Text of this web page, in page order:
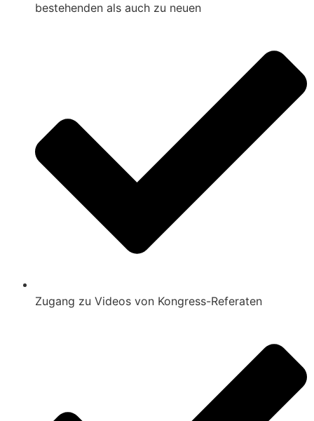
bestehenden als auch zu neuen
Zugang zu Videos von Kongress-Referaten